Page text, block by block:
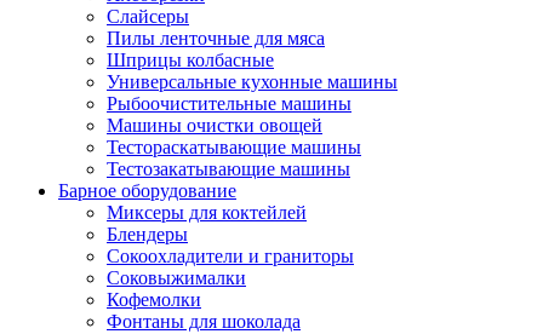
Слайсеры
Пилы ленточные для мяса
Шприцы колбасные
Универсальные кухонные машины
Рыбоочистительные машины
Машины очистки овощей
Тестораскатывающие машины
Тестозакатывающие машины
Барное оборудование
Миксеры для коктейлей
Блендеры
Сокоохладители и граниторы
Соковыжималки
Кофемолки
Фонтаны для шоколада